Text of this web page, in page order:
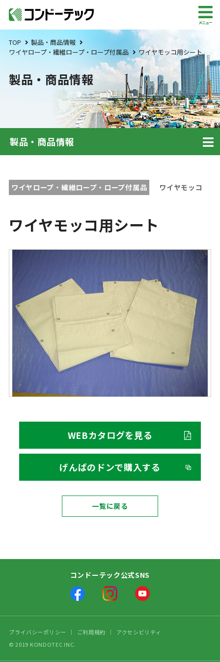
メニュー
TOP
製品・商品情報
ワイヤロープ・繊維ロープ・ロープ付属品
ワイヤモッコ用シート
製品・商品情報
製品・商品情報
ワイヤロープ・繊維ロープ・ロープ付属品 ワイヤモッコ
ワイヤモッコ用シート
WEBカタログを見る
げんばのドンで購入する
一覧に戻る
コンドーテック公式SNS
プライバシーポリシー ご利用規約
アクセシビリティ
© 2019 KONDOTEC INC.